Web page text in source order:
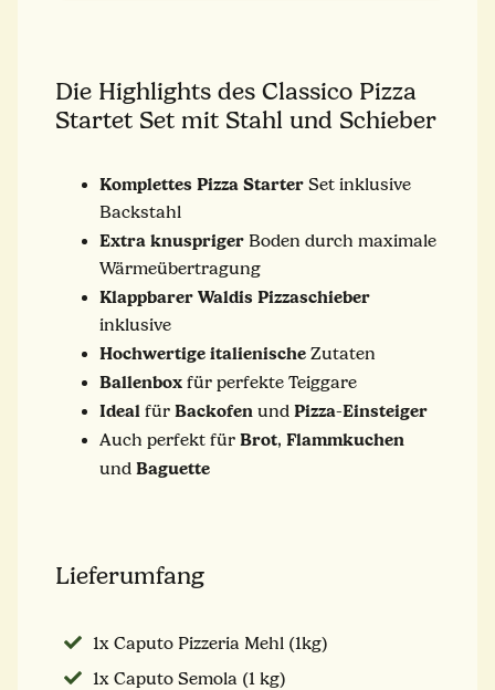
Die Highlights des Classico Pizza
Startet Set mit Stahl und Schieber
Komplettes Pizza Starter Set inklusive
Backstahl
Extra knuspriger Boden durch maximale
Wärmeübertragung
Klappbarer Waldis Pizzaschieber
inklusive
Hochwertige italienische Zutaten
Ballenbox für perfekte Teiggare
Ideal für Backofen und Pizza-Einsteiger
Auch perfekt für Brot, Flammkuchen
und Baguette
Lieferumfang
1x Caputo Pizzeria Mehl (1kg)
1x Caputo Semola (1 kg)